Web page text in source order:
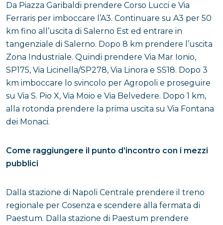
Da Piazza Garibaldi prendere Corso Lucci e Via
Ferraris per imboccare l’A3. Continuare su A3 per 50
km fino all’uscita di Salerno Est ed entrare in
tangenziale di Salerno. Dopo 8 km prendere l’uscita
Zona Industriale. Quindi prendere Via Mar Ionio,
SP175, Via Licinella/SP278, Via Linora e SS18. Dopo 3
km imboccare lo svincolo per Agropoli e proseguire
su Via S. Pio X, Via Moio e Via Belvedere. Dopo 1 km,
alla rotonda prendere la prima uscita su Via Fontana
dei Monaci.
Come raggiungere il punto d’incontro con i mezzi
pubblici
Dalla stazione di Napoli Centrale prendere il treno
regionale per Cosenza e scendere alla fermata di
Paestum. Dalla stazione di Paestum prendere